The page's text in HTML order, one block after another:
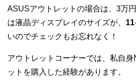
ASUSアウトレットの場合は、3万
は液晶ディスプレイのサイズが、
いのでチェックもお忘れなく！
アウトレットコーナーでは、私自
ットを購入した経験があります。